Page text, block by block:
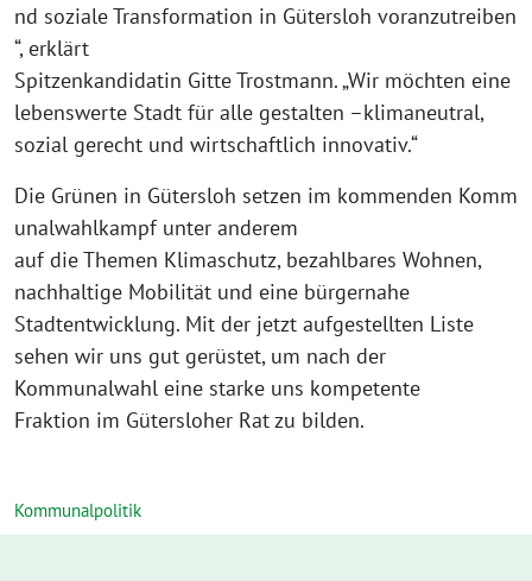
nd soziale Transformation in Gütersloh voranzutreiben
“, erklärt
Spitzenkandidatin Gitte Trostmann. „Wir möchten eine
lebenswerte Stadt für alle gestalten –klimaneutral,
sozial gerecht und wirtschaftlich innovativ.“
Die Grünen in Gütersloh setzen im kommenden Komm
unalwahlkampf unter anderem
auf die Themen Klimaschutz, bezahlbares Wohnen,
nachhaltige Mobilität und eine bürgernahe
Stadtentwicklung. Mit der jetzt aufgestellten Liste
sehen wir uns gut gerüstet, um nach der
Kommunalwahl eine starke uns kompetente
Fraktion im Gütersloher Rat zu bilden.
Kommunalpolitik